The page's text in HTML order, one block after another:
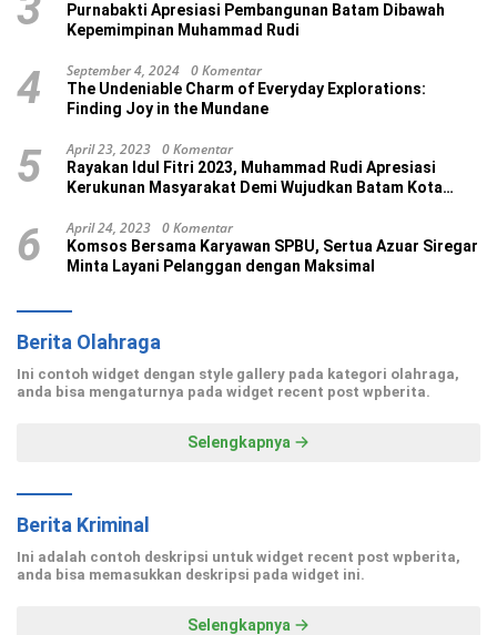
Purnabakti Apresiasi Pembangunan Batam Dibawah
Kepemimpinan Muhammad Rudi
4 September 4, 2024 0 Komentar
The Undeniable Charm of Everyday Explorations:
Finding Joy in the Mundane
5 April 23, 2023 0 Komentar
Rayakan Idul Fitri 2023, Muhammad Rudi Apresiasi
Kerukunan Masyarakat Demi Wujudkan Batam Kota
6 April 24, 2023 0 Komentar
Komsos Bersama Karyawan SPBU, Sertua Azuar Siregar
Minta Layani Pelanggan dengan Maksimal
Berita Olahraga
Ini contoh widget dengan style gallery pada kategori olahraga,
anda bisa mengaturnya pada widget recent post wpberita.
Selengkapnya
Berita Kriminal
Ini adalah contoh deskripsi untuk widget recent post wpberita,
anda bisa memasukkan deskripsi pada widget ini.
Selengkapnya